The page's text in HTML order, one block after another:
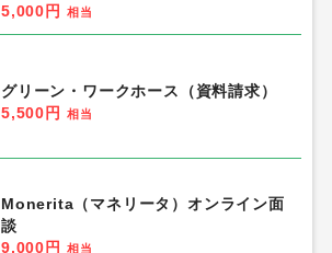
5,000円
相当
グリーン・ワークホース（資料請求）
5,500円
相当
Monerita（マネリータ）オンライン面
談
9,000円
相当